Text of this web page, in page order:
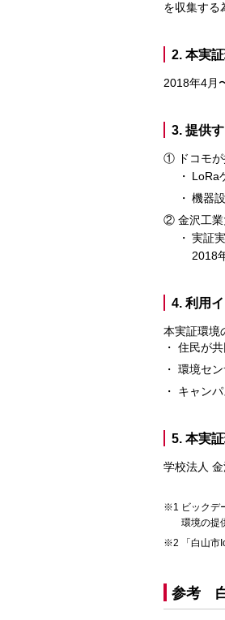
を収集する
2. 本実
2018年4月
3. 提供
ドコモ
LoRa
機器
金沢工
実証
2018
4. 利用
本実証環境
住民が
環境セ
キャン
5. 本実
学校法人
ビックデ
環境の提
「白山
参考